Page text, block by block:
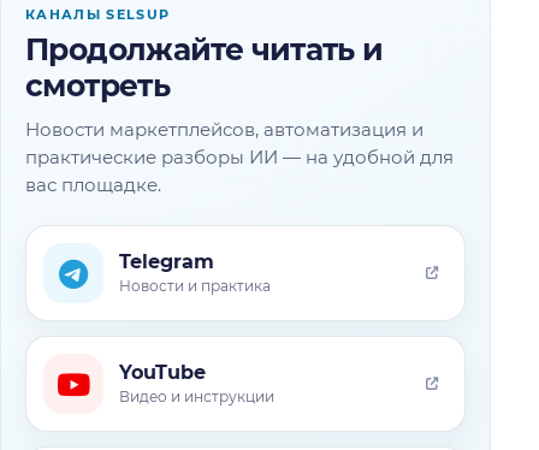
КАНАЛЫ SELSUP
Продолжайте читать и
смотреть
Новости маркетплейсов, автоматизация и
практические разборы ИИ — на удобной для
вас площадке.
Telegram
Новости и практика
YouTube
Видео и инструкции